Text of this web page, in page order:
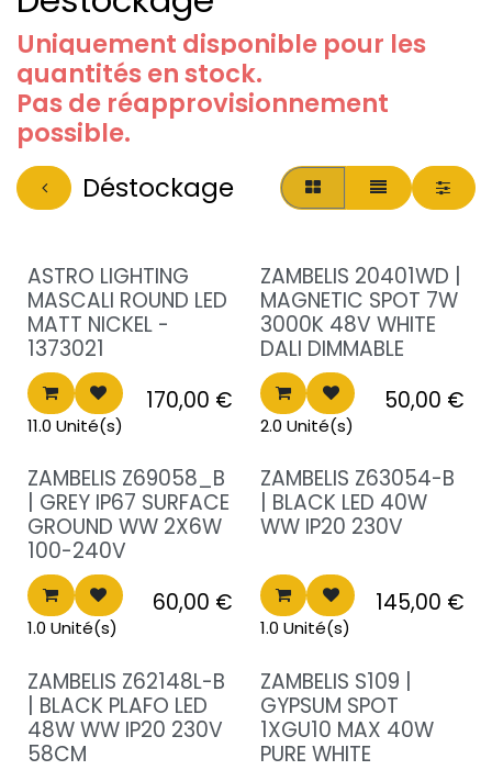
Uniquement disponible pour les
quantités en stock.
Pas de réapprovisionnement
possible.
Déstockage
Destockage!
ASTRO LIGHTING
MASCALI ROUND LED
MATT NICKEL -
1373021
170,00 €
11.0 Unité(s)
Destockage!
ZAMBELIS 20401WD |
MAGNETIC SPOT 7W
3000K 48V WHITE
DALI DIMMABLE
50,00 €
2.0 Unité(s)
Destockage!
ZAMBELIS Z69058_B
| GREY IP67 SURFACE
GROUND WW 2X6W
100-240V
60,00 €
1.0 Unité(s)
Destockage!
ZAMBELIS Z63054-B
| BLACK LED 40W
WW IP20 230V
145,00 €
1.0 Unité(s)
Destockage!
ZAMBELIS Z62148L-B
| BLACK PLAFO LED
48W WW IP20 230V
58CM
Destockage!
ZAMBELIS S109 |
GYPSUM SPOT
1XGU10 MAX 40W
PURE WHITE